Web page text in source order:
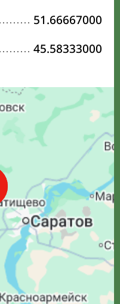
51.66667000
45.58333000